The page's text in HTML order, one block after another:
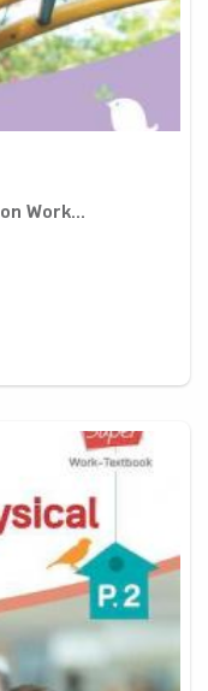
Work...